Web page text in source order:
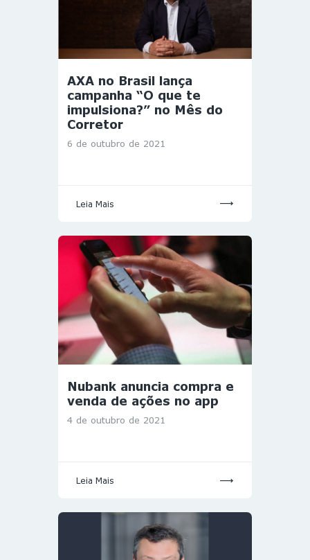
AXA no Brasil lança
campanha “O que te
impulsiona?” no Mês do
Corretor
6 de outubro de 2021
Leia Mais
Nubank anuncia compra e
venda de ações no app
4 de outubro de 2021
Leia Mais